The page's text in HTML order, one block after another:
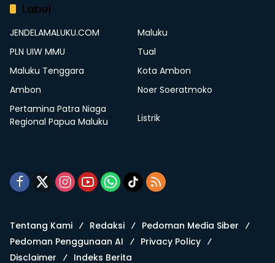
Label
JENDELAMALUKU.COM
Maluku
PLN UIW MMU
Tual
Maluku Tenggara
Kota Ambon
Ambon
Noer Soeratmoko
Pertamina Patra Niaga
Regional Papua Maluku
Listrik
Tentang Kami Redaksi
Pedoman Media Siber
Pedoman Penggunaan AI
Privacy Policy
Disclaimer
Indeks Berita